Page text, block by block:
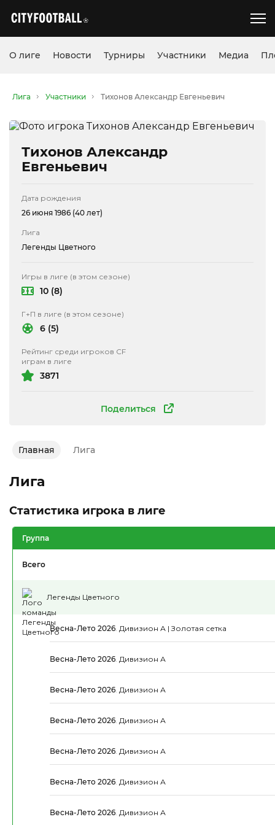
О лиге Новости Турниры Участники Медиа
Лига Участники Тихонов Александр Евгеньевич
Тихонов Александр
Евгеньевич
Поделиться
Дата рождения
26 июня 1986 (40 лет)
Лига
Легенды Цветного
Игры в лиге (в этом сезоне)
10 (8)
Г+П в лиге (в этом сезоне)
6 (5)
Рейтинг среди игроков CF
играм в лиге
3871
Главная Лига
Лига
Статистика игрока в лиге
Группа
Всего
Легенды Цветного
Весна-Лето 2026. Дивизион А | Золотая сетка
Весна-Лето 2026. Дивизион А
Весна-Лето 2026. Дивизион А
Весна-Лето 2026. Дивизион А
Весна-Лето 2026. Дивизион А
Весна-Лето 2026. Дивизион А
Весна-Лето 2026. Дивизион А